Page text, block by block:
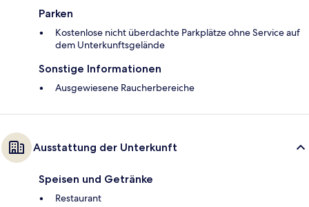
Parken
Kostenlose nicht überdachte Parkplätze ohne Service auf
dem Unterkunftsgelände
Sonstige Informationen
Ausgewiesene Raucherbereiche
Ausstattung der Unterkunft
Speisen und Getränke
Restaurant